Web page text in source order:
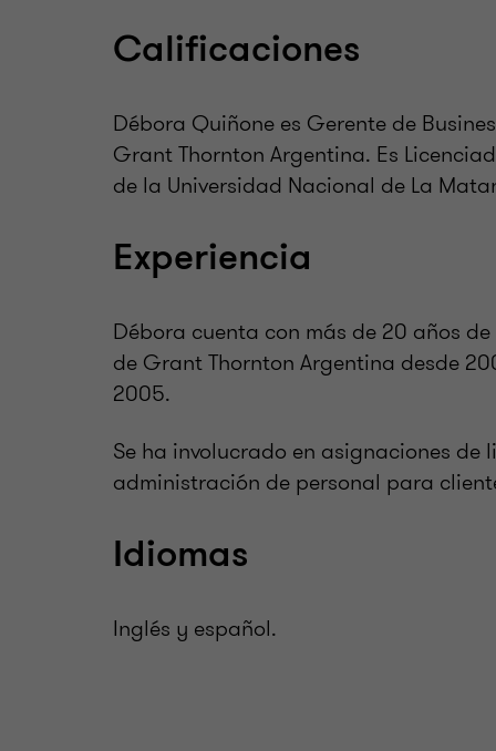
Calificaciones
Débora Quiñone es Gerente de
Grant Thornton Argentina. Es
de la Universidad Nacional de La
Experiencia
Débora cuenta con más de 20 años
de Grant Thornton Argentina desde
2005.
Se ha involucrado en asignaciones de
administración de personal para
Idiomas
Inglés y español.